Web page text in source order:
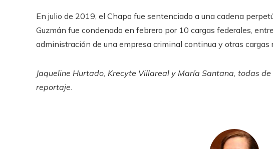
En julio de 2019, el Chapo fue sentenciado a una cadena
Guzmán fue condenado en febrero por 10 cargas federales,
administración de una empresa criminal continua y otras cargas
Jaqueline Hurtado, Krecyte Villareal y María Santana, todas
reportaje.